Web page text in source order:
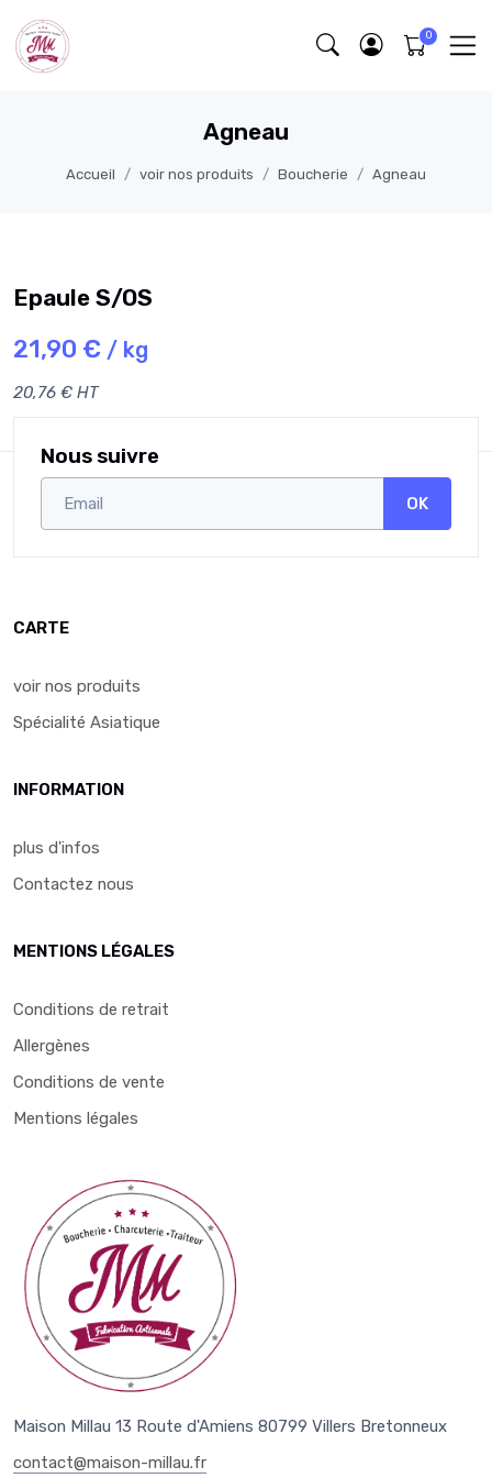
Agneau
Accueil voir nos produits Boucherie Agneau
Epaule S/OS
21,90 € / kg
20,76 € HT
Nous suivre
OK
CARTE
voir nos produits
Spécialité Asiatique
INFORMATION
plus d'infos
Contactez nous
MENTIONS LÉGALES
Conditions de retrait
Allergènes
Conditions de vente
Mentions légales
Maison Millau 13 Route d'Amiens 80799 Villers Bretonneux
contact@maison-millau.fr